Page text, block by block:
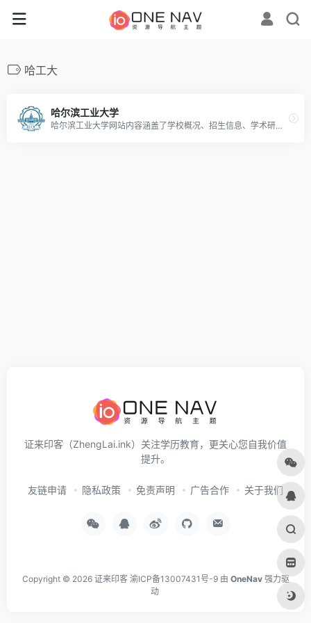
哈工大
哈尔滨工业大学
哈尔滨工业大学网站内容涵盖了学校概况、招生信息、学术研究、校园生活等方面，是一个提供全面、权威信息的网站。
证来印客（ZhengLai.ink）关注学历教育，更关心您自我价值
提升。
友链申请 隐私政策 免责声明 广告合作 关于我们
Copyright © 2026 证来印客 渝ICP备13007431号-9由 OneNav 强力驱
动